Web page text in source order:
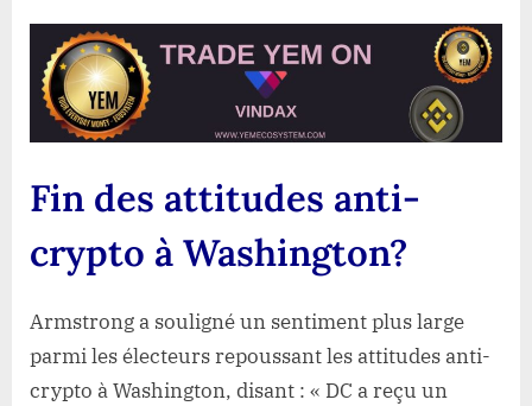
Fin des attitudes anti-
crypto à Washington?
Armstrong a souligné un sentiment plus large
parmi les électeurs repoussant les attitudes anti-
crypto à Washington, disant : « DC a reçu un